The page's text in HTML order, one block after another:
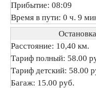
Прибытие: 08:09
Время в пути: 0 ч. 9
Остановка
Расстояние: 10,40 км.
Тариф полный: 58.00
Тариф детский: 58.00
Багаж: 15.00 руб.